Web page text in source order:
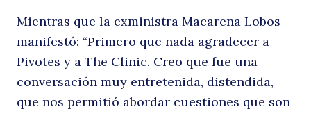
Mientras que la exministra Macarena Lobos
manifestó: “Primero que nada agradecer a
Pivotes y a The Clinic. Creo que fue una
conversación muy entretenida, distendida,
que nos permitió abordar cuestiones que son